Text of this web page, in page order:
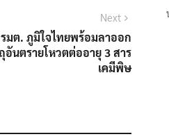
Next
มต. ภูมิใจไทยพร้อมลาออก
อันตรายโหวตต่ออายุ 3 สาร
เคมีพิษ